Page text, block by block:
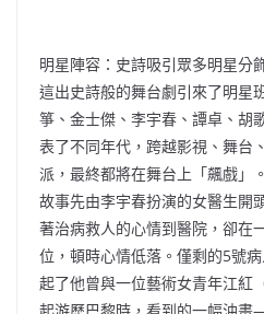
明星陣容：史詩吸引眾多明星分
這出史詩般的舞台劇引來了明星
箏、金士傑、李宇春、譚卓、
表了不同年代，跨越影視、舞台
派，最終都將在舞台上「飆戲」。
故事先由李宇春扮演的女醫生開
著治病救人的心情到醫院，卻在
位，頓時心情低落。僅剩的5號
起了他曾與一位藝術女青年江紅